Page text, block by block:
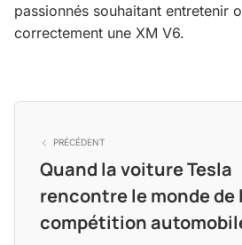
passionnés souhaitant entretenir
correctement une XM V6.
PRÉCÉDENT
Quand la voiture Tesla
rencontre le monde de
compétition